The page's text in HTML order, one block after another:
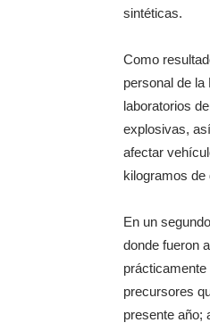
sintéticas.
Como
personal de
laboratorios
explosivas,
afectar
kilogramos de
En un
donde fueron
precursores
presente año;